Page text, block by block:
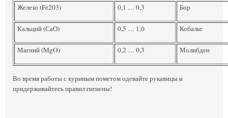
Железо (Fe203) 0,1 … 0,3 Бор
Кальций (СаО) 0,5 … 1,0 Кобальт
Магний (MgO) 0,2 … 0,3 Молибден
Во время работы с куриным пометом одевайте рукавицы и
придерживайтесь правил гигиены!